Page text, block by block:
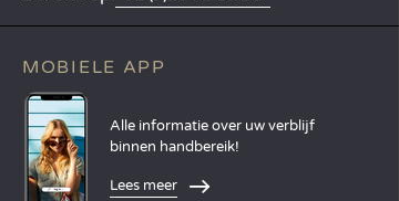
MOBIELE APP
Alle informatie over uw verblijf
binnen handbereik!
Lees meer